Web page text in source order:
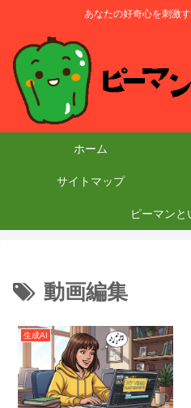
あなたの好奇心を刺激
ホーム
サイトマップ
ピーマンと
動画編集
生成AI